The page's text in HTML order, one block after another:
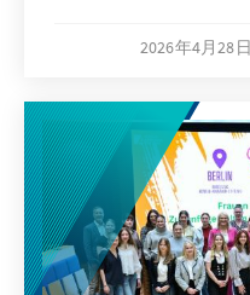
2026年4月28日